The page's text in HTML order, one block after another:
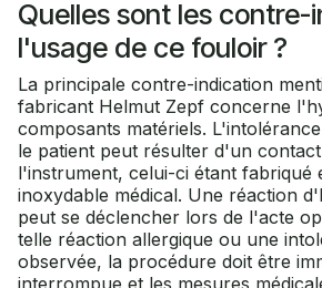
Quelles sont les contre-
l'usage de ce fouloir ?
La principale contre-indication
fabricant Helmut Zepf concerne
composants matériels.
le patient peut résulter d'un
l'instrument, celui-ci étant fabriqué
inoxydable médical. Une réaction
peut se déclencher lors de l'acte
telle réaction allergique ou une
observée, la procédure doit être